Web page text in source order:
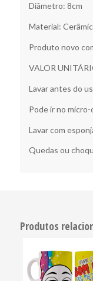
Diâmetro: 8cm
Material:
Produto novo
VALOR
Lavar antes do
Pode ir no micro-
Lavar com
Quedas ou
Produtos